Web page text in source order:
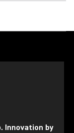
Innovation by